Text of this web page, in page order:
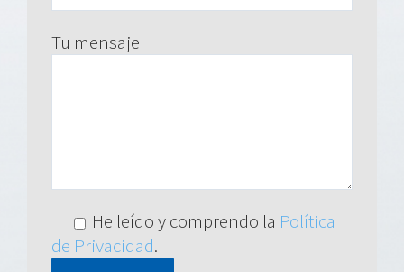
Tu mensaje
He leído y comprendo la Política
de Privacidad.